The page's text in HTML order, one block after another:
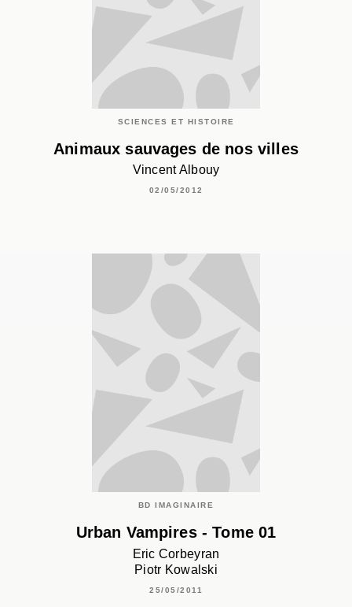
SCIENCES ET HISTOIRE
Animaux sauvages de nos villes
Vincent Albouy
02/05/2012
BD IMAGINAIRE
Urban Vampires - Tome 01
Eric Corbeyran
Piotr Kowalski
25/05/2011